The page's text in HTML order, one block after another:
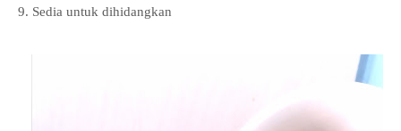
9. Sedia untuk dihidangkan